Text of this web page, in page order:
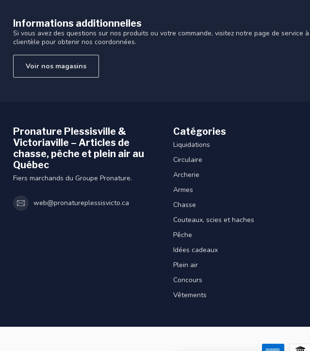
tels
Informations additionnelles
Si vous avez des questions sur nos produits ou votre commande, visitez notre page de service
clientèle pour obtenir nos coordonnées.
Voir nos magasins
Pronature Plessisville &
Victoriaville – Articles de
chasse, pêche et plein air au
Québec
Fiers marchands du Groupe Pronature.
web@pronatureplessisvicto.ca
Catégories
Liquidations
Circulaire
Archerie
Armes
Chasse
Couteaux, scies et haches
Pêche
Idées cadeaux
Plein air
Concours
Vêtements